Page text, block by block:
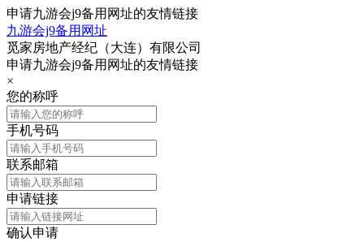
申请九游会j9备用网址的友情链接
九游会j9备用网址
觅家房地产经纪（大连）有限公司
申请九游会j9备用网址的友情链接
×
您的称呼
手机号码
联系邮箱
申请链接
确认申请